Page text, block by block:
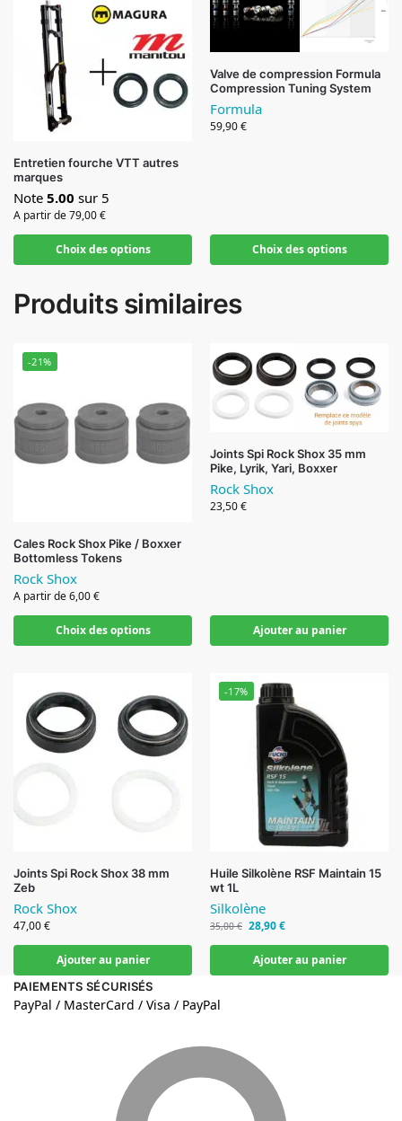
Entretien fourche VTT autres
marques
Note 5.00 sur 5
A partir de79,00€
Choix des options
Valve de compression Formula
Compression Tuning System
Formula
59,90€
Choix des options
Produits similaires
-21%
Cales Rock Shox Pike / Boxxer
Bottomless Tokens
Rock Shox
A partir de6,00€
Choix des options
Joints Spi Rock Shox 35 mm
Pike, Lyrik, Yari, Boxxer
Rock Shox
23,50€
Ajouter au panier
Joints Spi Rock Shox 38 mm
Zeb
Rock Shox
47,00€
Ajouter au panier
-17%
Huile Silkolène RSF Maintain 15
wt 1L
Silkolène
35,00€ 28,90€
Ajouter au panier
PAIEMENTS SÉCURISÉS
PayPal / MasterCard / Visa / PayPal